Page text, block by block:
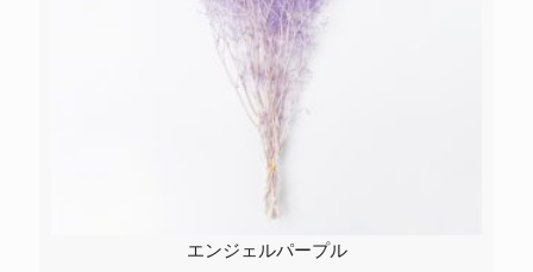
エンジェルパープル